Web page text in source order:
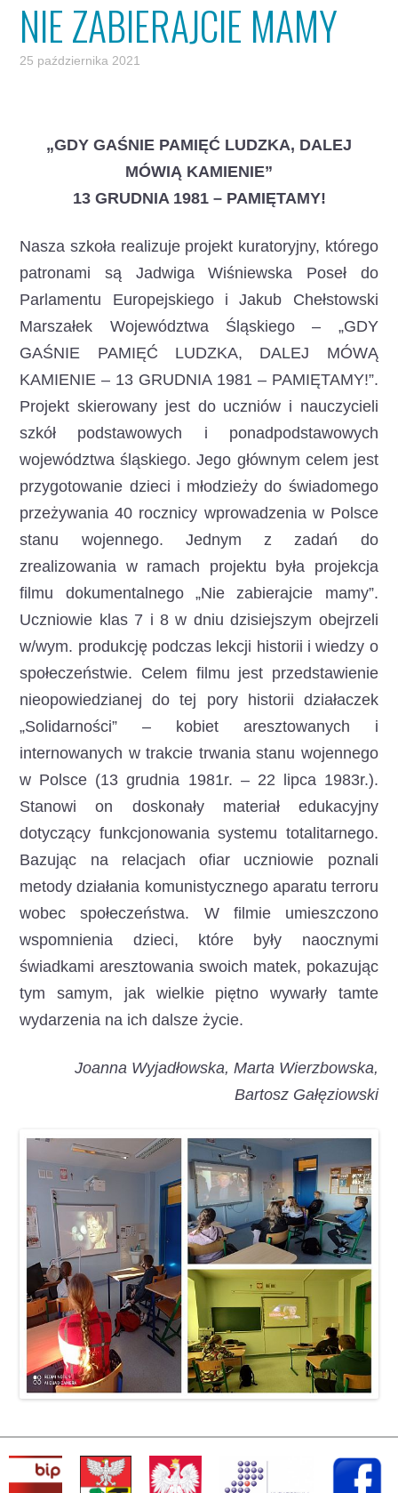
NIE ZABIERAJCIE MAMY
25 października 2021
„GDY GAŚNIE PAMIĘĆ LUDZKA, DALEJ
MÓWIĄ KAMIENIE”
13 GRUDNIA 1981 – PAMIĘTAMY!
Nasza szkoła realizuje projekt kuratoryjny, którego
patronami są Jadwiga Wiśniewska Poseł do
Parlamentu Europejskiego i Jakub Chełstowski
Marszałek Województwa Śląskiego – „GDY
GAŚNIE PAMIĘĆ LUDZKA, DALEJ MÓWĄ
KAMIENIE – 13 GRUDNIA 1981 – PAMIĘTAMY!”.
Projekt skierowany jest do uczniów i nauczycieli
szkół podstawowych i ponadpodstawowych
województwa śląskiego. Jego głównym celem jest
przygotowanie dzieci i młodzieży do świadomego
przeżywania 40 rocznicy wprowadzenia w Polsce
stanu wojennego. Jednym z zadań do
zrealizowania w ramach projektu była projekcja
filmu dokumentalnego „Nie zabierajcie mamy”.
Uczniowie klas 7 i 8 w dniu dzisiejszym obejrzeli
w/wym. produkcję podczas lekcji historii i wiedzy o
społeczeństwie. Celem filmu jest przedstawienie
nieopowiedzianej do tej pory historii działaczek
„Solidarności” – kobiet aresztowanych i
internowanych w trakcie trwania stanu wojennego
w Polsce (13 grudnia 1981r. – 22 lipca 1983r.).
Stanowi on doskonały materiał edukacyjny
dotyczący funkcjonowania systemu totalitarnego.
Bazując na relacjach ofiar uczniowie poznali
metody działania komunistycznego aparatu terroru
wobec społeczeństwa. W filmie umieszczono
wspomnienia dzieci, które były naocznymi
świadkami aresztowania swoich matek, pokazując
tym samym, jak wielkie piętno wywarły tamte
wydarzenia na ich dalsze życie.
Joanna Wyjadłowska, Marta Wierzbowska,
Bartosz Gałęziowski